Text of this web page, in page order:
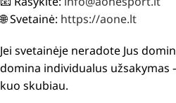
🌐 Svetainė: https://aone.lt
Jei svetainėje neradote Jus
domina individualus užsakymas
kuo skubiau.